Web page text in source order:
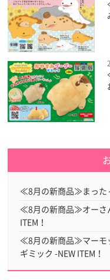
≪8月の新商品≫まった
≪8月の新商品≫オーさ
ITEM！
≪8月の新商品≫マーモ
ギミック -NEW ITEM！